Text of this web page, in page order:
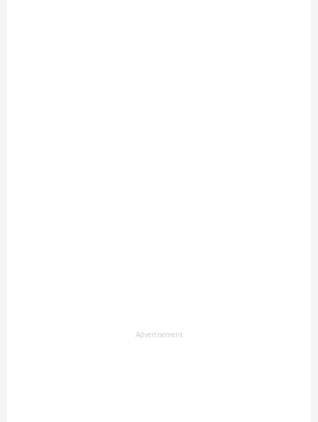
Advertisement